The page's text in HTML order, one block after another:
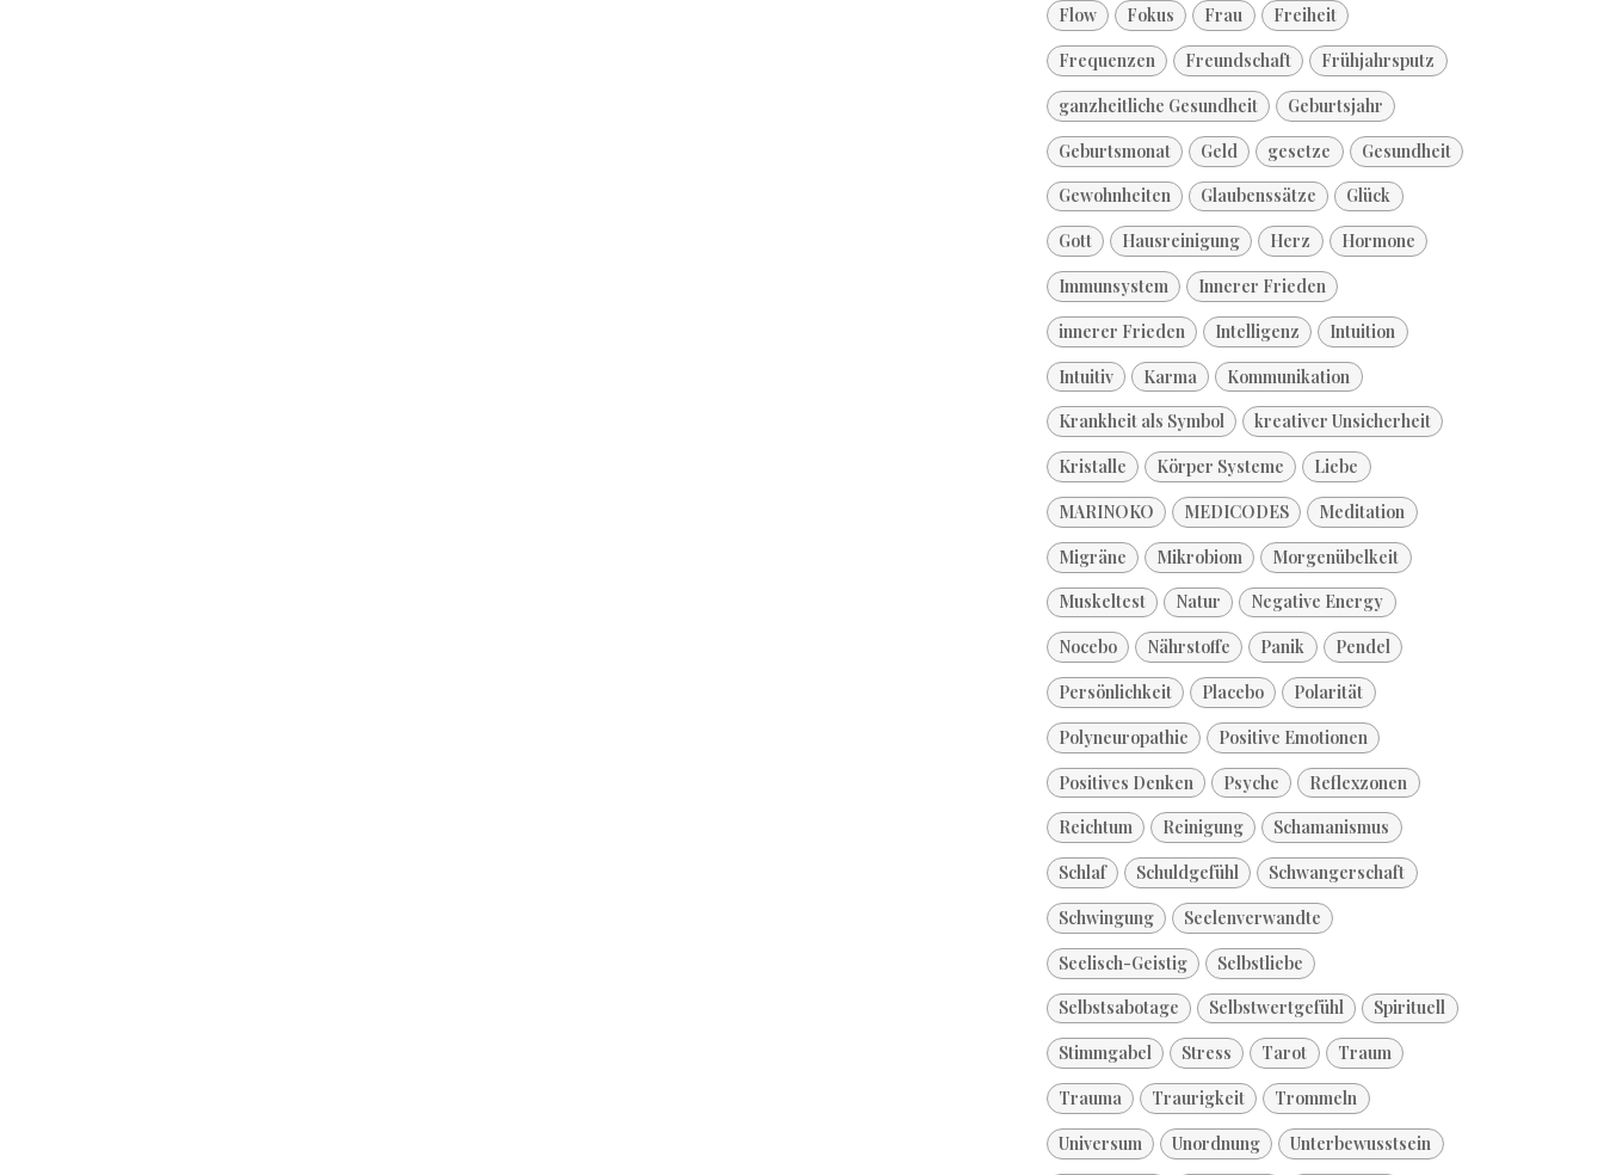
Flow
Fokus Frau
Freiheit
Frequenzen
Freundschaft
Frühjahrsputz
ganzheitliche Gesundheit
Geburtsjahr
Geburtsmonat
Geld gesetze
Gesundheit
Gewohnheiten
Glaubenssätze
Glück
Gott
Hausreinigung Herz
Hormone
Immunsystem
Innerer Frieden
innerer Frieden
Intelligenz
Intuition
Intuitiv
Karma
Kommunikation
Krankheit als Symbol
kreativer Unsicherheit
Kristalle
Körper Systeme
Liebe
MARINOKO
MEDICODES
Meditation
Migräne
Mikrobiom
Morgenübelkeit
Muskeltest
Natur
Negative Energy
Nocebo
Nährstoffe Panik
Pendel
Persönlichkeit
Placebo
Polarität
Polyneuropathie
Positive Emotionen
Positives Denken
Psyche
Reflexzonen
Reichtum
Reinigung
Schamanismus
Schlaf
Schuldgefühl
Schwangerschaft
Schwingung
Seelenverwandte
Seelisch-Geistig
Selbstliebe
Selbstsabotage
Selbstwertgefühl
Spirituell
Stimmgabel
Stress Tarot
Traum
Trauma
Traurigkeit
Trommeln
Universum
Unordnung
Unterbewusstsein